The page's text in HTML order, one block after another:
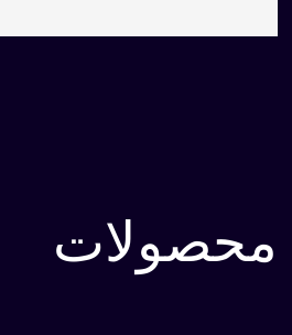
محصولات